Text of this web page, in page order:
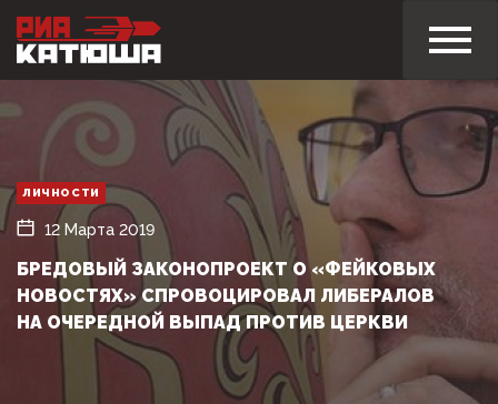
ЛИЧНОСТИ
12 Марта 2019
БРЕДОВЫЙ ЗАКОНОПРОЕКТ О «ФЕЙКОВЫХ
НОВОСТЯХ» СПРОВОЦИРОВАЛ ЛИБЕРАЛОВ
НА ОЧЕРЕДНОЙ ВЫПАД ПРОТИВ ЦЕРКВИ